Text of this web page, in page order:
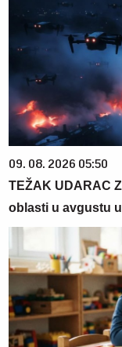
09. 08. 2026 05:50
TEŽAK UDARAC
oblasti u avgustu